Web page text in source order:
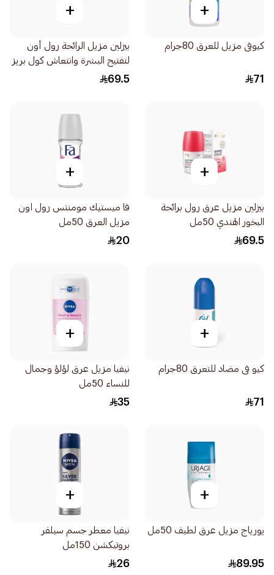
+
كيوفى مزيل للعرق 80جرام
71
+
بيزلين مزيل الرائحة رول أون
لتفتيح البشرة وانتعاش كول بريز
البارد 1قطعة
69.5
+
بيزلين مزيل عرق رول برائحة
البخور الهندي 50مل
69.5
+
فا ميستيك مومنتس رول اون
مزيل العرق 50مل
20
+
كيو فى مضاد للتعرق 80جرام
71
+
نيفيا مزيل عرق لؤلؤ وجمال
للنساء 50مل
35
+
يورياج مزيل عرق لطيف 50مل
89.95
+
نيفيا معطر جسم سيلفر
بروتيكشن 150مل
26